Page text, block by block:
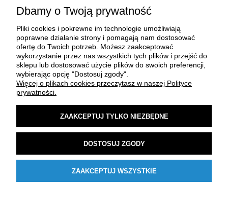
O FIRMIE
MOJE KONTO
Dbamy o Twoją prywatność
Pliki cookies i pokrewne im technologie umożliwiają
poprawne działanie strony i pomagają nam dostosować
ofertę do Twoich potrzeb. Możesz zaakceptować
wykorzystanie przez nas wszystkich tych plików i przejść do
sklepu lub dostosować użycie plików do swoich preferencji,
wybierając opcję "Dostosuj zgody".
Więcej o plikach cookies przeczytasz w naszej Polityce
prywatności.
ZAAKCEPTUJ TYLKO NIEZBĘDNE
DOSTOSUJ ZGODY
ZAAKCEPTUJ WSZYSTKIE